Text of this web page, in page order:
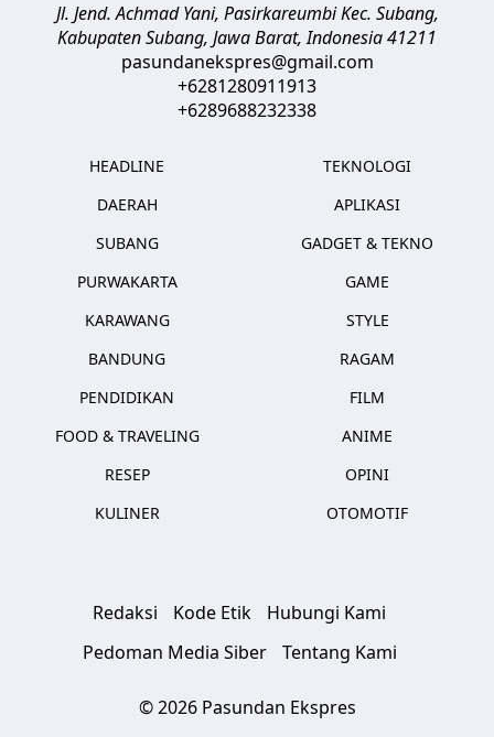
Jl. Jend. Achmad Yani, Pasirkareumbi Kec. Subang,
Kabupaten Subang, Jawa Barat,Indonesia41211
pasundanekspres@gmail.com
+6281280911913
+6289688232338
HEADLINE
DAERAH
SUBANG
PURWAKARTA
KARAWANG
BANDUNG
PENDIDIKAN
FOOD & TRAVELING
RESEP
KULINER
TEKNOLOGI
APLIKASI
GADGET & TEKNO
GAME
STYLE
RAGAM
FILM
ANIME
OPINI
OTOMOTIF
Redaksi Kode Etik
Hubungi Kami
Pedoman Media Siber
Tentang Kami
© 2026 Pasundan Ekspres